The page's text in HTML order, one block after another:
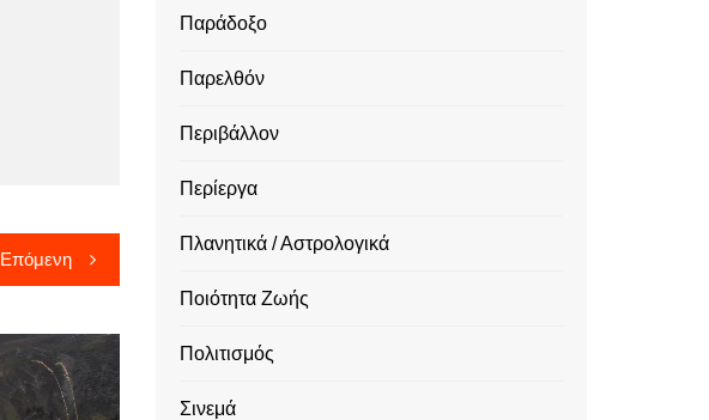
Επόμενη
Παράδοξο
Παρελθόν
Περιβάλλον
Περίεργα
Πλανητικά / Αστρολογικά
Ποιότητα Ζωής
Πολιτισμός
Σινεμά